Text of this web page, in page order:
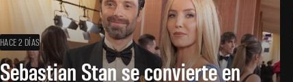
HACE 2 DÍAS
Sebastian Stan se convierte en